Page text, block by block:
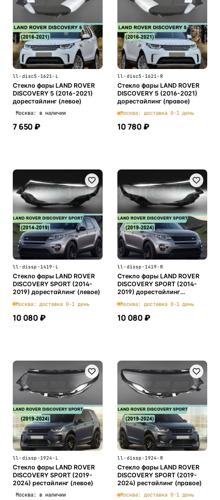
ll-disc5-1621-L
Стекло фары LAND ROVER
DISCOVERY 5 (2016-2021)
дорестайлинг (левое)
Москва: в наличии
7 650 ₽
ll-disc5-1621-R
Стекло фары LAND ROVER
DISCOVERY 5 (2016-2021)
дорестайлинг (правое)
Москва: доставка 0-1 день
10 780 ₽
ll-dissp-1419-L
Стекло фары LAND ROVER
DISCOVERY SPORT (2014-
2019) дорестайлинг (левое)
Москва: доставка 0-1 день
10 080 ₽
ll-dissp-1419-R
Стекло фары LAND ROVER
DISCOVERY SPORT (2014-
2019) дорестайлинг
(правое)
Москва: доставка 0-1 день
10 080 ₽
ll-dissp-1924-L
Стекло фары LAND ROVER
DISCOVERY SPORT (2019-
2024) рестайлинг (левое)
Москва: в наличии
ll-dissp-1924-R
Стекло фары LAND ROVER
DISCOVERY SPORT (2019-
2024) рестайлинг (правое)
Москва: доставка 0-1 день